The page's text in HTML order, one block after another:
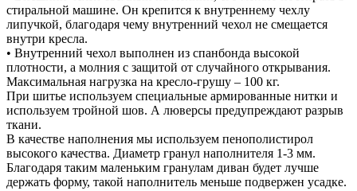
стиральной машине. Он крепится к внутреннему чехлу
липучкой, благодаря чему внутренний чехол не смещается
внутри кресла.
• Внутренний чехол выполнен из спанбонда высокой
плотности, а молния с защитой от случайного открывания.
Максимальная нагрузка на кресло-грушу – 100 кг.
При шитье используем специальные армированные нитки и
используем тройной шов. А люверсы предупреждают разрыв
ткани.
В качестве наполнения мы используем пенополистирол
высокого качества. Диаметр гранул наполнителя 1-3 мм.
Благодаря таким маленьким гранулам диван будет лучше
держать форму, такой наполнитель меньше подвержен усадке.